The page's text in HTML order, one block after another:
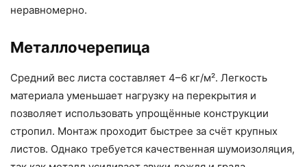
неравномерно.
Металлочерепица
Средний вес листа составляет 4–6 кг/м². Легкость
материала уменьшает нагрузку на перекрытия и
позволяет использовать упрощённые конструкции
стропил. Монтаж проходит быстрее за счёт крупных
листов. Однако требуется качественная шумоизоляция,